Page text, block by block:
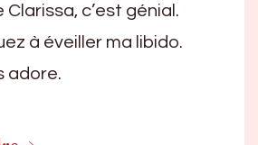
Clarissa, c’est génial.
à éveiller ma libido.
adore.